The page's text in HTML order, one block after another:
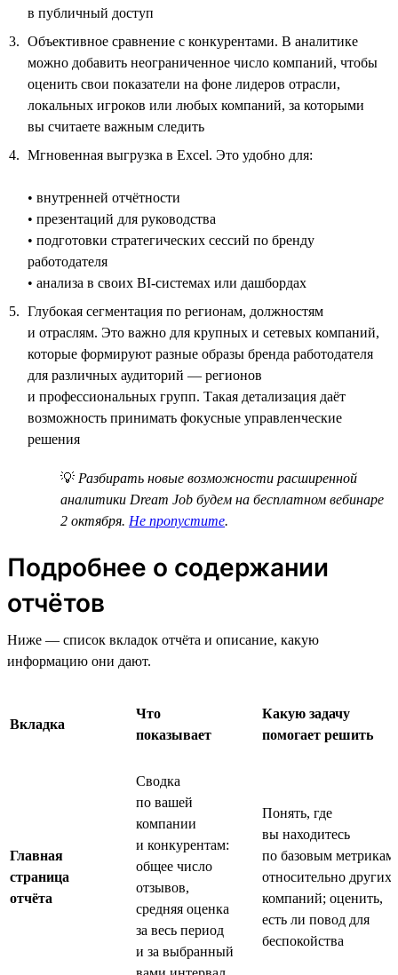
в публичный доступ
Объективное сравнение с конкурентами. В аналитике
можно добавить неограниченное число компаний, чтобы
оценить свои показатели на фоне лидеров отрасли,
локальных игроков или любых компаний, за которыми
вы считаете важным следить
Мгновенная выгрузка в Excel. Это удобно для:
• внутренней отчётности
• презентаций для руководства
• подготовки стратегических сессий по бренду
работодателя
• анализа в своих BI-системах или дашбордах
Глубокая сегментация по регионам, должностям
и отраслям. Это важно для крупных и сетевых компаний,
которые формируют разные образы бренда работодателя
для различных аудиторий — регионов
и профессиональных групп. Такая детализация даёт
возможность принимать фокусные управленческие
решения
💡 Разбирать новые возможности расширенной
аналитики Dream Job будем на бесплатном вебинаре
2 октября. Не пропустите.
Подробнее о содержании
отчётов
Ниже — список вкладок отчёта и описание, какую
информацию они дают.
Вкладка
Что
показывает
Какую задачу
помогает решить
Главная
страница
отчёта
Сводка
по вашей
компании
и конкурентам:
общее число
отзывов,
средняя оценка
за весь период
и за выбранный
Понять, где
вы находитесь
по базовым метрикам
относительно других
компаний; оценить,
есть ли повод для
беспокойства